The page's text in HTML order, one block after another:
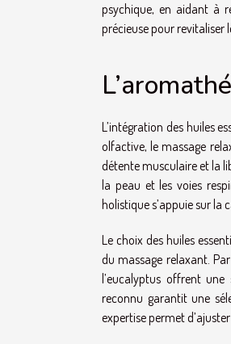
psychique, en aidant à
précieuse pour revitaliser
L’intégration des huiles
olfactive, le massage
détente musculaire et la
la peau et les voies
holistique s’appuie sur la
Le choix des huiles
du massage relaxant.
l’eucalyptus offrent
reconnu garantit une
expertise permet